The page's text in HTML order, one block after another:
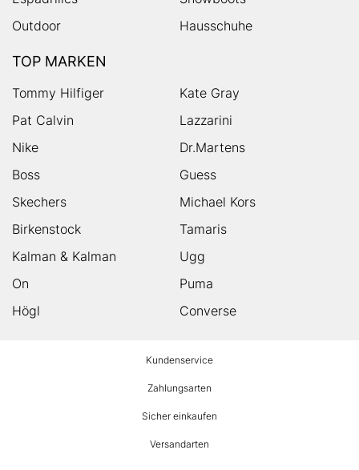
Outdoor
Hausschuhe
TOP MARKEN
Tommy Hilfiger
Kate Gray
Pat Calvin
Lazzarini
Nike
Dr.Martens
Boss
Guess
Skechers
Michael Kors
Birkenstock
Tamaris
Kalman & Kalman
Ugg
On
Puma
Högl
Converse
Kundenservice
Zahlungsarten
Sicher einkaufen
Versandarten